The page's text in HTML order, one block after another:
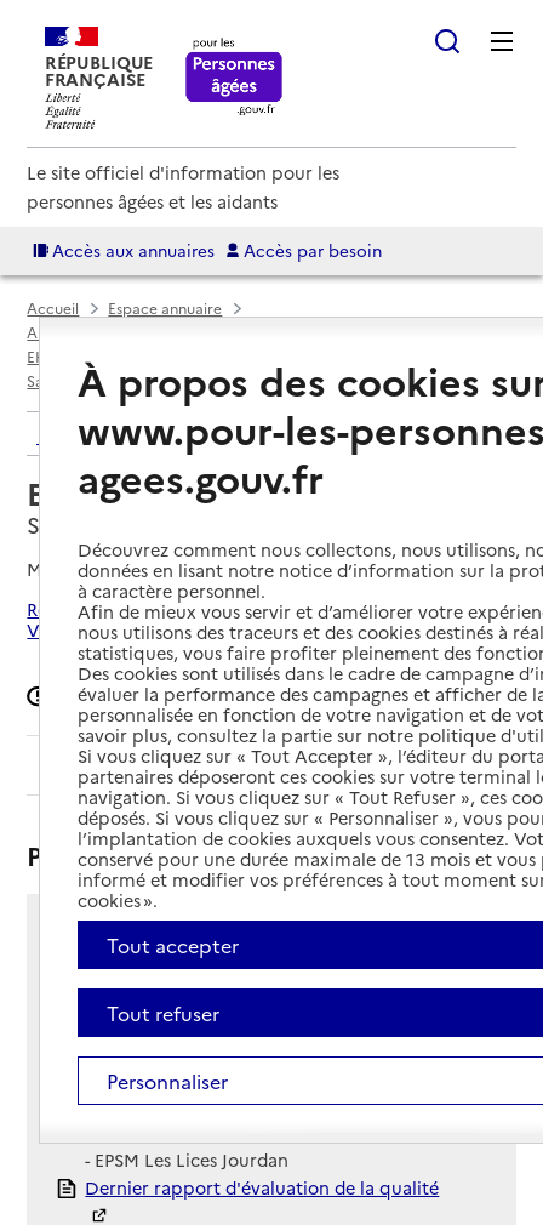
RÉPUBLIQUE
FRANÇAISE
Le site officiel d'information pour les
personnes âgées et les aidants
Accès aux annuaires Accès par besoin
Accueil
Espace annuaire
Annuaire EHPAD et maisons de retraite
EHPAD par département
Saint-Sauveur-le-Vicomte
EHPAD Les Lices
Retour aux résultats de l'annuaire
EHPAD Les Lices
Saint-Sauveur-le-Vicomte, MANCHE
Mis à jour le23/07/2026
Rechercher les établissements autour de Saint-Sauveur-le-
Vicomte
Signaler une erreur
Sommaire
Présentation
17 rue des Lices
50390 - Saint-Sauveur-le-Vicomte
Voir itinéraire
Téléphone :
Contact
Contact
Site Internet
Site internet
- EPSM Les Lices Jourdan
Rapport HAS
Dernier rapport d'évaluation de la qualité
À propos des cookies
www.pour-les-
agees.gouv.fr
Découvrez comment nous collectons, nous utilisons,
données en lisant notre notice d’information sur la
à caractère personnel.
Afin de mieux vous servir et d’améliorer votre
nous utilisons des traceurs et des cookies destinés à
statistiques, vous faire profiter pleinement des
Des cookies sont utilisés dans le cadre de campagne
évaluer la performance des campagnes et afficher de
personnalisée en fonction de votre navigation et de
savoir plus, consultez la partie sur notre politique
Si vous cliquez sur « Tout Accepter », l’éditeur du
partenaires déposeront ces cookies sur votre terminal
navigation. Si vous cliquez sur « Tout Refuser », ces
déposés. Si vous cliquez sur « Personnaliser », vous
l’implantation de cookies auxquels vous consentez.
conservé pour une durée maximale de 13 mois et
informé et modifier vos préférences à tout moment
cookies ».
Tout accepter
Tout refuser
Personnaliser